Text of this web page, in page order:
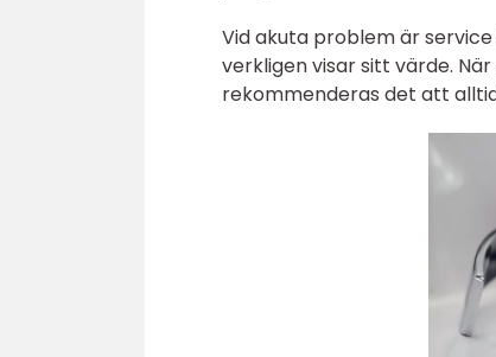
Vid akuta problem är
verkligen visar sitt värde.
rekommenderas det att